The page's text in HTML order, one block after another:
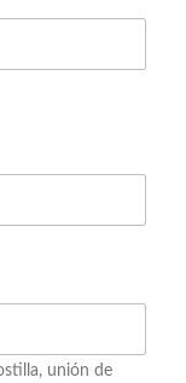
unión de